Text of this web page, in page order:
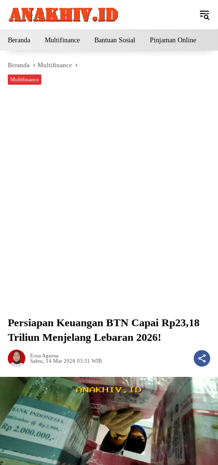
Beranda Multifinance Bantuan Sosial Pinjaman Online
Beranda Multifinance
Multifinance
Persiapan Keuangan BTN Capai Rp23,18
Triliun Menjelang Lebaran 2026!
Erna Agnesa
Sabtu, 14 Mar 2026 03:31 WIB